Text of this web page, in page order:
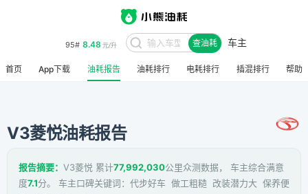
95# 8.48 元/升 查油耗 车主
首页 App下载 油耗报告 油耗排行 电耗排行 插混排行 帮助
V3菱悦油耗报告
报告摘要： V3菱悦 累计77,992,030公里众测数据， 车主综合满意
度7.1分。 车主口碑关键词：代步好车 做工粗糙 改装潜力大 保养便